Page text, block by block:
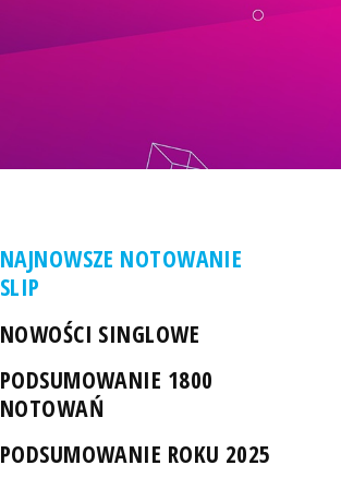
NAJNOWSZE NOTOWANIE
SLIP
NOWOŚCI SINGLOWE
PODSUMOWANIE 1800
NOTOWAŃ
PODSUMOWANIE ROKU 2025